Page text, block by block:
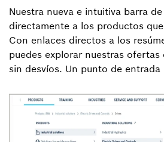
Nuestra nueva e intuitiva barra
directamente a los productos
Con enlaces directos a los
puedes explorar nuestras
sin desvíos. Un punto de entrada